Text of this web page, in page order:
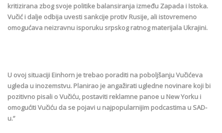
kritizirana zbog svoje politike balansiranja između Zapada i Istoka.
Vučić i dalje odbija uvesti sankcije protiv Rusije, ali istovremeno
omogućava neizravnu isporuku srpskog ratnog materijala Ukrajini.
U ovoj situaciji Einhorn je trebao poraditi na poboljšanju Vučićeva
ugleda u inozemstvu. Planirao je angažirati ugledne novinare koji bi
pozitivno pisali o Vučiću, postaviti reklamne panoe u New Yorku i
omogućiti Vučiću da se pojavi u najpopularnijim podcastima u SAD-
u.”